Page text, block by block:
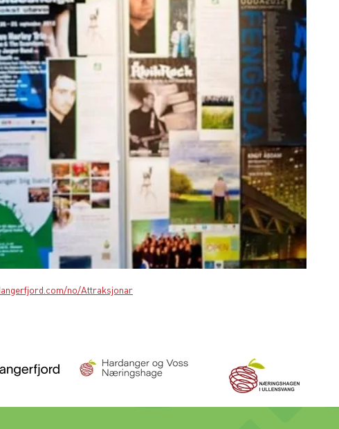
no/Attraksjonar